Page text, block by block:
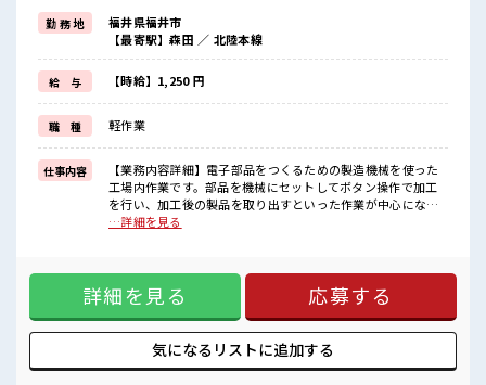
週末は家族や友人と一緒にプライベート満喫！
≪動きやすい制服アリ≫
制服があるので、
毎日の服装の悩み解消♪
≪未経験の方も大カンゲイ≫
新しいことにチャレンジするのは不安だけど、
しっかり働く環境が整っています！
イチからスキルUP・ステップUP目指していきましょう！
≪収入アップを目指せる≫
高時給だらけの派遣のお仕事です！
■職場の雰囲気
休憩時間にゆっくりできるスペース完備！
程よく残業あり！
ウレシイ土日祝休み！
「しっかり働いてしっかり休む！
」って大事ですよね！
勤 務 地
福井県福井市
【最寄駅】森田 ／ 北陸本線
給 与 【時給】1,250 円
職 種 軽作業
仕事内容
【業務内容詳細】電子部品をつくるための製造機械を使った
工場内作業です。部品を機械にセットしてボタン操作で加工
を行い、加工後の製品を取り出すといった作業が中心になり
ます。基本的には決められた手順に沿って進めるため、複雑
す。【取扱製品情報】自動車やスマホに使用される電子部品
■お仕事PR ≪適度な残業でお給料UP≫ 残業は月20時間未満
で、 ほどよく稼げます♪ ≪週休2日制≫ 週末は家族や友人と
一緒にプライベート満喫！ ≪動きやすい制服アリ≫ 制服があ
るので、 毎日の服装の悩み解消♪ ≪未経験の方も大カンゲイ
≫ 新しいことにチャレンジするのは不安だけど、 しっかり働
…詳細を見る
詳細を見る 応募する
気になるリストに追加する